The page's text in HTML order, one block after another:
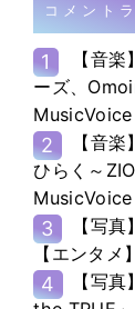
コメント
1
【音
ーズ、
MusicVoice
2
【音
ひらく～
MusicVoice
3
【写
【エンタメ】
4
【写